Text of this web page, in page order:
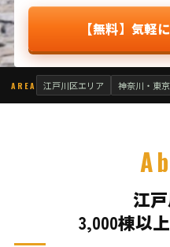
【無料】気軽
AREA 江戸川区エリア 神奈川・東
江
3,000棟以